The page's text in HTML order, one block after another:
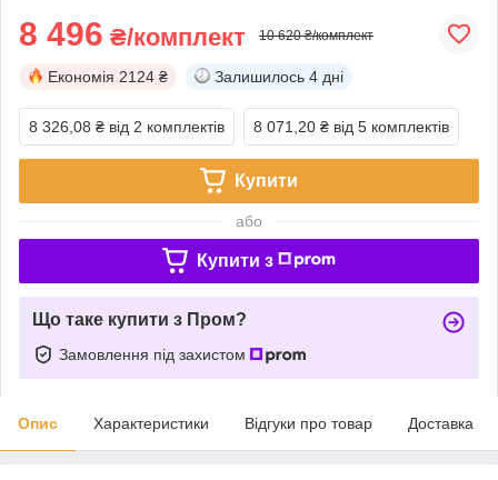
8 496 ₴/комплект 10 620 ₴/комплект
Економія 2124 ₴ Залишилось 4 дні
8 326,08 ₴ від 2 комплектів 8 071,20 ₴ від 5 комплектів
Купити
або
Купити з
Що таке купити з Пром?
Замовлення під захистом
Опис Характеристики Відгуки про товар Доставка